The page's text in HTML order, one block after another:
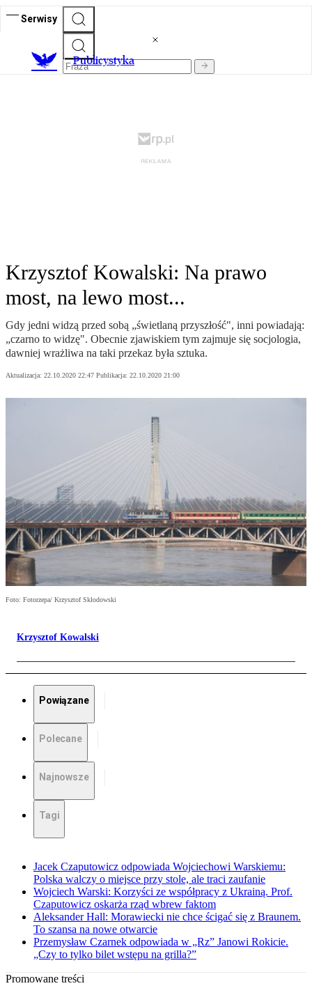
Serwisy
Publicystyka
Krzysztof Kowalski: Na prawo
most, na lewo most...
Gdy jedni widzą przed sobą „świetlaną przyszłość", inni powiadają:
„czarno to widzę". Obecnie zjawiskiem tym zajmuje się socjologia,
dawniej wrażliwa na taki przekaz była sztuka.
Aktualizacja: 22.10.2020 22:47 Publikacja: 22.10.2020 21:00
Foto: Fotorzepa/ Krzysztof Skłodowski
Krzysztof Kowalski
Powiązane
Polecane
Najnowsze
Tagi
Jacek Czaputowicz odpowiada Wojciechowi Warskiemu:
Polska walczy o miejsce przy stole, ale traci zaufanie
Wojciech Warski: Korzyści ze współpracy z Ukrainą. Prof.
Czaputowicz oskarża rząd wbrew faktom
Aleksander Hall: Morawiecki nie chce ścigać się z Braunem.
To szansa na nowe otwarcie
Przemysław Czarnek odpowiada w „Rz” Janowi Rokicie.
„Czy to tylko bilet wstępu na grilla?”
Promowane treści